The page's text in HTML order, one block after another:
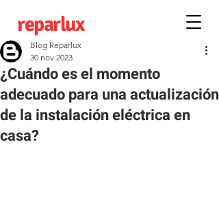
reparlux
¿Cuándo es el momento
adecuado para una actualización
de la instalación eléctrica en
casa?
Blog Reparlux
30 nov 2023